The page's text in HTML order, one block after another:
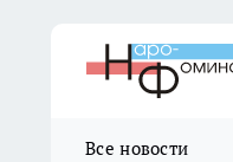
Все новости